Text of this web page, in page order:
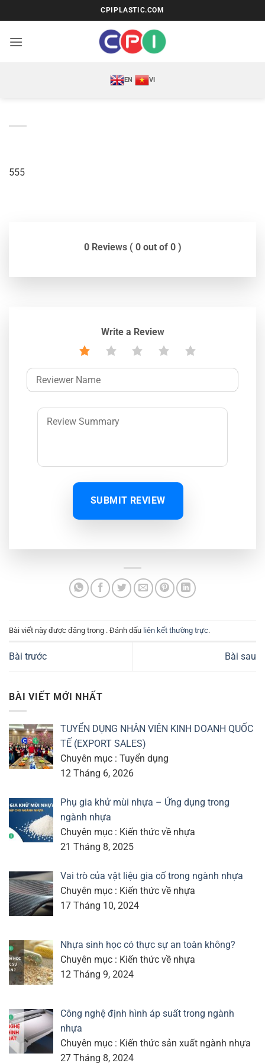
qua
nội
CPIPLASTIC.COM
EN VI
555
0 Reviews ( 0 out of 0 )
Write a Review
SUBMIT REVIEW
Bài viết này được đăng trong . Đánh dấu liên kết thường trực.
Bài trước Bài sau
BÀI VIẾT MỚI NHẤT
TUYỂN DỤNG NHÂN VIÊN KINH DOANH QUỐC
TẾ (EXPORT SALES)
Chuyên mục : Tuyển dụng
12 Tháng 6, 2026
Phụ gia khử mùi nhựa – Ứng dụng trong
ngành nhựa
Chuyên mục : Kiến thức về nhựa
21 Tháng 8, 2025
Vai trò của vật liệu gia cố trong ngành nhựa
Chuyên mục : Kiến thức về nhựa
17 Tháng 10, 2024
Nhựa sinh học có thực sự an toàn không?
Chuyên mục : Kiến thức về nhựa
12 Tháng 9, 2024
Công nghệ định hình áp suất trong ngành
nhựa
Chuyên mục : Kiến thức sản xuất ngành nhựa
27 Tháng 8, 2024